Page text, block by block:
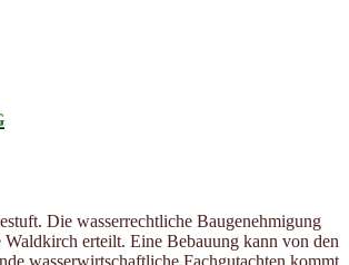
Die wasserrechtliche Baugenehmigung
erteilt. Eine Bebauung kann von den